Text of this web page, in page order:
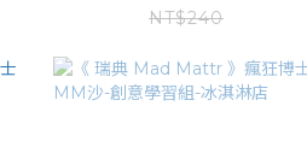
NT$240